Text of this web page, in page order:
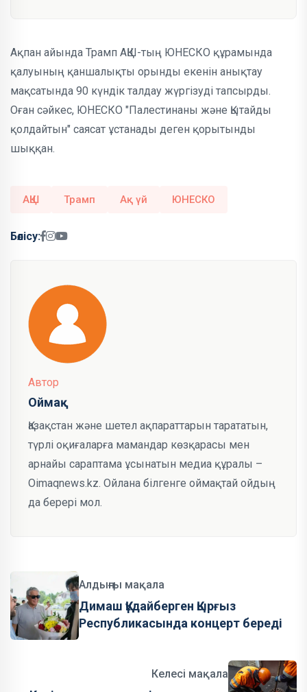
Ақпан айында Трамп АҚШ-тың ЮНЕСКО құрамында
қалуының қаншалықты орынды екенін анықтау
мақсатында 90 күндік талдау жүргізуді тапсырды.
Оған сәйкес, ЮНЕСКО "Палестинаны және Қытайды
қолдайтын" саясат ұстанады деген қорытынды
шыққан.
АҚШ Трамп Ақ үй ЮНЕСКО
Бөлісу:
Автор
Оймақ
Қазақстан және шетел ақпараттарын тарататын,
түрлі оқиғаларға мамандар көзқарасы мен
арнайы сараптама ұсынатын медиа құралы –
Oimaqnews.kz. Ойлана білгенге оймақтай ойдың
да берері мол.
Алдыңғы мақала
Димаш Құдайберген Қырғыз
Республикасында концерт береді
Келесі мақала